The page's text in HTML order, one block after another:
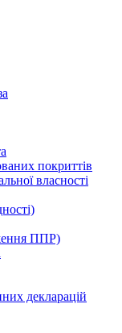
покриттів
власності
ППР)
декларацій